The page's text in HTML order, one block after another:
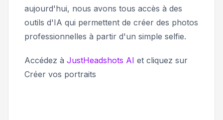
aujourd'hui, nous avons tous accès à des
outils d'IA qui permettent de créer des photos
professionnelles à partir d'un simple selfie.
Accédez à JustHeadshots AI et cliquez sur
Créer vos portraits